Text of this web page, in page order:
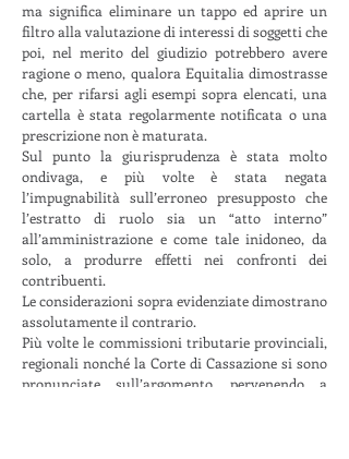
ma significa eliminare un tappo ed aprire un
filtro alla valutazione di interessi di soggetti che
poi, nel merito del giudizio potrebbero avere
ragione o meno, qualora Equitalia dimostrasse
che, per rifarsi agli esempi sopra elencati, una
cartella è stata regolarmente notificata o una
prescrizione non è maturata.
Sul punto la giurisprudenza è stata molto
ondivaga, e più volte è stata negata
l’impugnabilità sull’erroneo presupposto che
l’estratto di ruolo sia un “atto interno”
all’amministrazione e come tale inidoneo, da
solo, a produrre effetti nei confronti dei
contribuenti.
Le considerazioni sopra evidenziate dimostrano
assolutamente il contrario.
Più volte le commissioni tributarie provinciali,
regionali nonché la Corte di Cassazione si sono
pronunciate sull’argomento, pervenendo a